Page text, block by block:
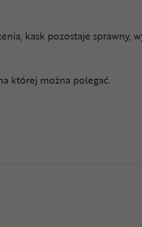
kask pozostaje sprawny,
której można polegać.